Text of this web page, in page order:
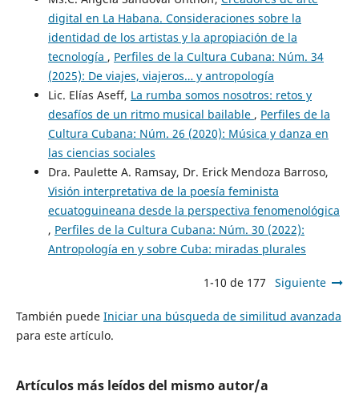
digital en La Habana. Consideraciones sobre la
identidad de los artistas y la apropiación de la
tecnología , Perfiles de la Cultura Cubana: Núm. 34
(2025): De viajes, viajeros… y antropología
Lic. Elías Aseff, La rumba somos nosotros: retos y
desafíos de un ritmo musical bailable , Perfiles de la
Cultura Cubana: Núm. 26 (2020): Música y danza en
las ciencias sociales
Dra. Paulette A. Ramsay, Dr. Erick Mendoza Barroso,
Visión interpretativa de la poesía feminista
ecuatoguineana desde la perspectiva fenomenológica
, Perfiles de la Cultura Cubana: Núm. 30 (2022):
Antropología en y sobre Cuba: miradas plurales
1-10 de 177 Siguiente
También puede Iniciar una búsqueda de similitud avanzada
para este artículo.
Artículos más leídos del mismo autor/a